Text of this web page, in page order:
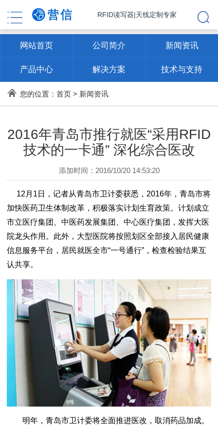
RFID读写器|天线定制专家
网站首页 公司简介 新闻资讯
产品中心 解决方案 技术与支持
联系方式
您的位置： 首页> 新闻资讯
2016年青岛市推行就医“采用RFID
技术的一卡通” 深化综合医改
添加时间：2016/10/20 14:53:20
12月1日，记者从青岛市卫计委获悉，2016年，青岛市将
加快医药卫生体制改革，积极落实计划生育政策。计划成立
市立医疗集团、中医药发展集团、中心医疗集团，发挥大医
院龙头作用。此外，大型医院将按照划区全部接入居民健康
信息服务平台，居民就医全市“一号通行”，检查检验结果互
认共享。
明年，青岛市卫计委将全面推进医改，取消药品加成。